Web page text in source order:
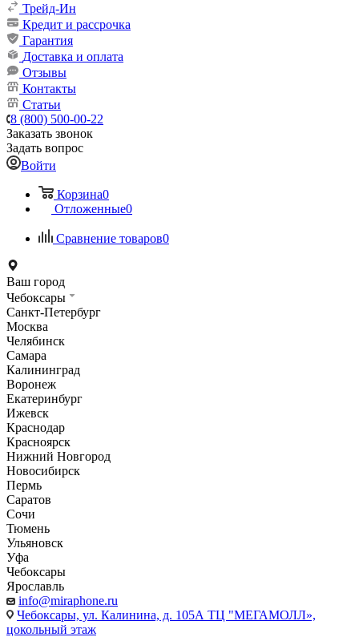
Трейд-Ин
Кредит и рассрочка
Гарантия
Доставка и оплата
Отзывы
Контакты
Статьи
8 (800) 500-00-22
Заказать звонок
Задать вопрос
Войти
Корзина0
Отложенные0
Сравнение товаров0
Ваш город
Чебоксары
Санкт-Петербург
Москва
Челябинск
Самара
Калининград
Воронеж
Екатеринбург
Ижевск
Краснодар
Красноярск
Нижний Новгород
Новосибирск
Пермь
Саратов
Сочи
Тюмень
Ульяновск
Уфа
Чебоксары
Ярославль
info@miraphone.ru
Чебоксары, ул. Калинина, д. 105А ТЦ "МЕГАМОЛЛ»,
цокольный этаж